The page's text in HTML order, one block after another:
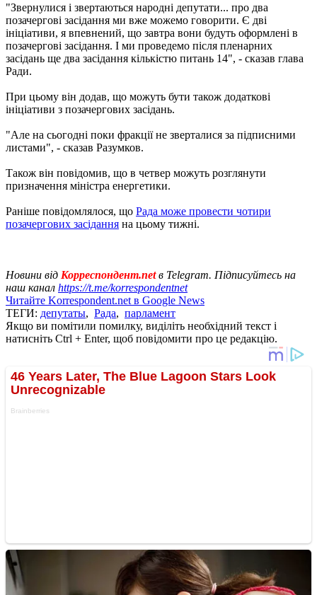
"Звернулися і звертаються народні депутати... про два
позачергові засідання ми вже можемо говорити. Є дві
ініціативи, я впевнений, що завтра вони будуть оформлені в
позачергові засідання. І ми проведемо після пленарних
засідань ще два засідання кількістю питань 14", - сказав глава
Ради.
При цьому він додав, що можуть бути також додаткові
ініціативи з позачергових засідань.
"Але на сьогодні поки фракції не зверталися за підписними
листами", - сказав Разумков.
Також він повідомив, що в четвер можуть розглянути
призначення міністра енергетики.
Раніше повідомлялося, що Рада може провести чотири
позачергових засідання на цьому тижні.
Новини від Корреспондент.netв Telegram. Підписуйтесь на
наш канал https://t.me/korrespondentnet
Читайте Korrespondent.net в Google News
ТЕГИ: депутаты, Рада, парламент
Якщо ви помітили помилку, виділіть необхідний текст і
натисніть Ctrl + Enter, щоб повідомити про це редакцію.